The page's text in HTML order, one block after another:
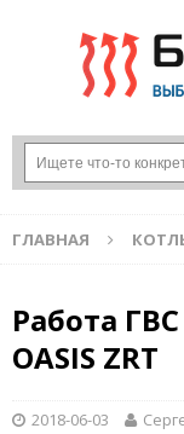
ГЛАВНАЯ
Работа
OASIS ZRT
2018-06-03